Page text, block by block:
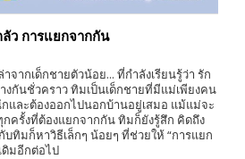
ว การแยกจากกัน
จากเด็กชายตัวน้อย... ที่กำลังเรียนรู้ว่า รัก
งกันชั่วคราว ทิมเป็นเด็กชายที่มีแม่เพียงคน
และต้องออกไปนอกบ้านอยู่เสมอ แม้แม่จะ
ครั้งที่ต้องแยกจากกัน ทิมก็ยังรู้สึก คิดถึง
บทิมก็หาวิธีเล็กๆ น้อยๆ ที่ช่วยให้ “การแยก
ดิมอีกต่อไป